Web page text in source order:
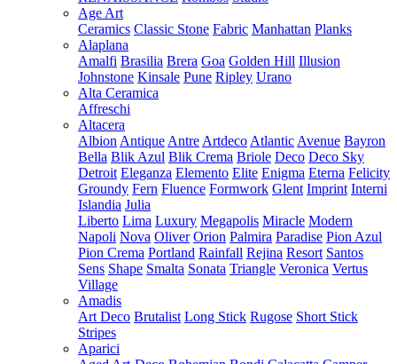
Age Art
Ceramics Classic Stone Fabric Manhattan Planks
Alaplana
Amalfi Brasilia Brera Goa Golden Hill Illusion
Johnstone Kinsale Pune Ripley Urano
Alta Ceramica
Affreschi
Altacera
Albion Antique Antre Artdeco Atlantic Avenue Bayron
Bella Blik Azul Blik Crema Briole Deco Deco Sky
Detroit Eleganza Elemento Elite Enigma Eterna Felicity
Groundy Fern Fluence Formwork Glent Imprint Interni
Islandia Julia
Liberto Lima Luxury Megapolis Miracle Modern
Napoli Nova Oliver Orion Palmira Paradise Pion Azul
Pion Crema Portland Rainfall Rejina Resort Santos
Sens Shape Smalta Sonata Triangle Veronica Vertus
Village
Amadis
Art Deco Brutalist Long Stick Rugose Short Stick
Stripes
Aparici